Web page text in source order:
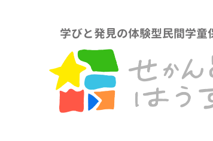
学びと発見の体験型民間学童